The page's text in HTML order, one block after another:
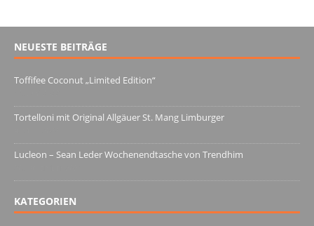
NEUESTE BEITRÄGE
Toffifee Coconut „Limited Edition“
Tortelloni mit Original Allgäuer St. Mang Limburger
Lucleon – Sean Leder Wochenendtasche von Trendhim
KATEGORIEN